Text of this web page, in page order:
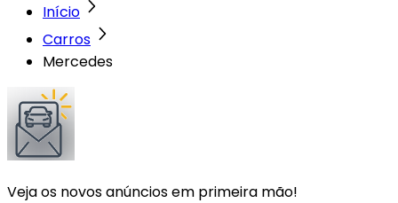
Início
Carros
Mercedes
Veja os novos anúncios em primeira mão!